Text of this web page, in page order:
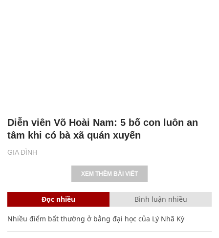
GIA ĐÌNH
Diễn viên Võ Hoài Nam: 5 bố con luôn an
tâm khi có bà xã quán xuyến
XEM THÊM BÀI VIẾT
Đọc nhiều Bình luận nhiều
Nhiều điểm bất thường ở bằng đại học của Lý Nhã Kỳ